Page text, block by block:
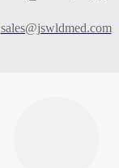
sales@jswldmed.com